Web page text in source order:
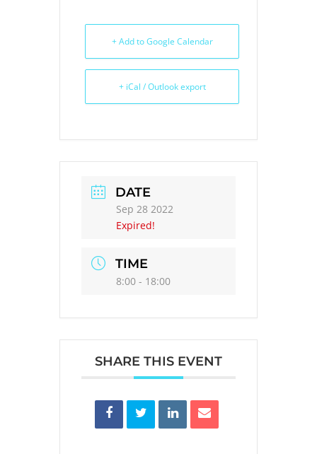
CALENDRIER
ÉVÉNEMENTS
+ Add to Google Calendar
+ iCal / Outlook export
DATE
Sep 28 2022
Expired!
TIME
8:00 - 18:00
SHARE THIS EVENT